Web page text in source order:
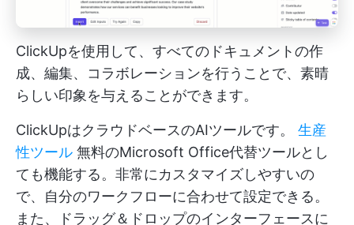
ClickUpを使用して、すべてのドキュメントの作
成、編集、コラボレーションを行うことで、素晴
らしい印象を与えることができます。
ClickUpはクラウドベースのAIツールです。 生産
性ツール 無料のMicrosoft Office代替ツールとし
ても機能する。非常にカスタマイズしやすいの
で、自分のワークフローに合わせて設定できる。
また、ドラッグ＆ドロップのインターフェースに